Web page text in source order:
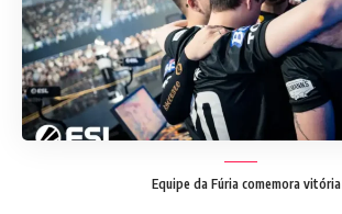
Equipe da Fúria comemora vitória